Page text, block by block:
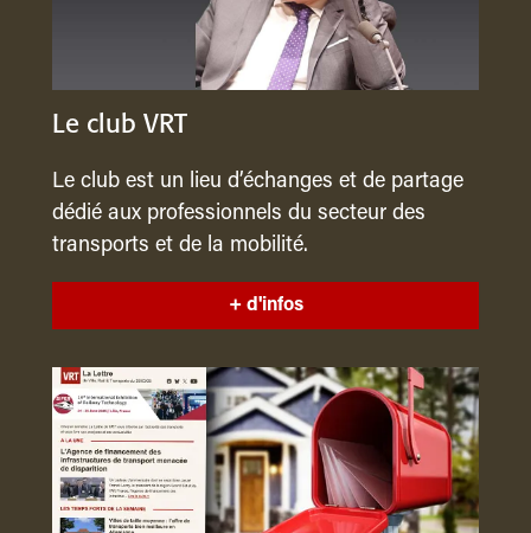
Le club VRT
Le club est un lieu d’échanges et de partage
dédié aux professionnels du secteur des
transports et de la mobilité.
+ d'infos